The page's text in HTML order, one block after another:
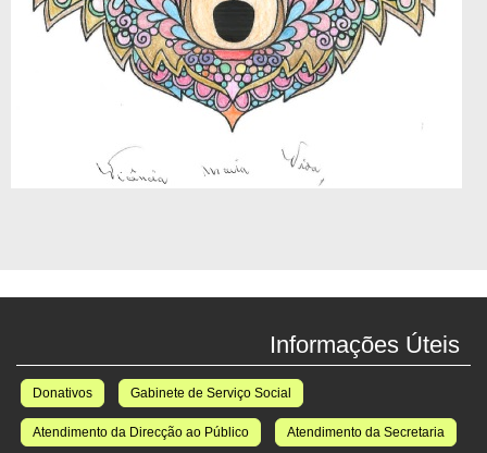
Informações Úteis
Donativos Gabinete de Serviço Social
Atendimento da Direcção ao Público Atendimento da Secretaria